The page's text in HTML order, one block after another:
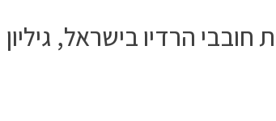
חובבי הרדיו בישראל, גיליון